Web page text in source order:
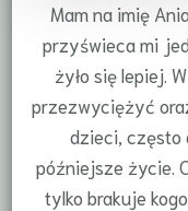
Mam na imię
przyświeca mi
żyło się lepiej.
przezwyciężyć
dzieci, często
późniejsze życie.
tylko brakuje